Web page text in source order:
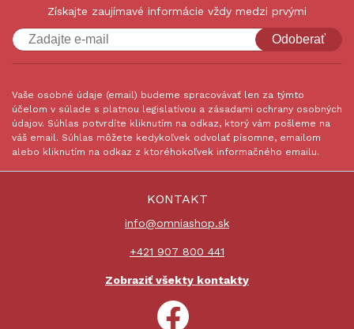
Získajte zaujímavé informácie vždy medzi prvými
Odoberať
Vaše osobné údaje (email) budeme spracovávať len za týmto
účelom v súlade s platnou legislatívou a zásadami ochrany osobných
údajov. Súhlas potvrdíte kliknutím na odkaz, ktorý vám pošleme na
váš email. Súhlas môžete kedykoľvek odvolať písomne, emailom
alebo kliknutím na odkaz z ktoréhokoľvek informačného emailu.
KONTAKT
info@omniashop.sk
+421 907 800 441
Zobraziť všekty kontakty